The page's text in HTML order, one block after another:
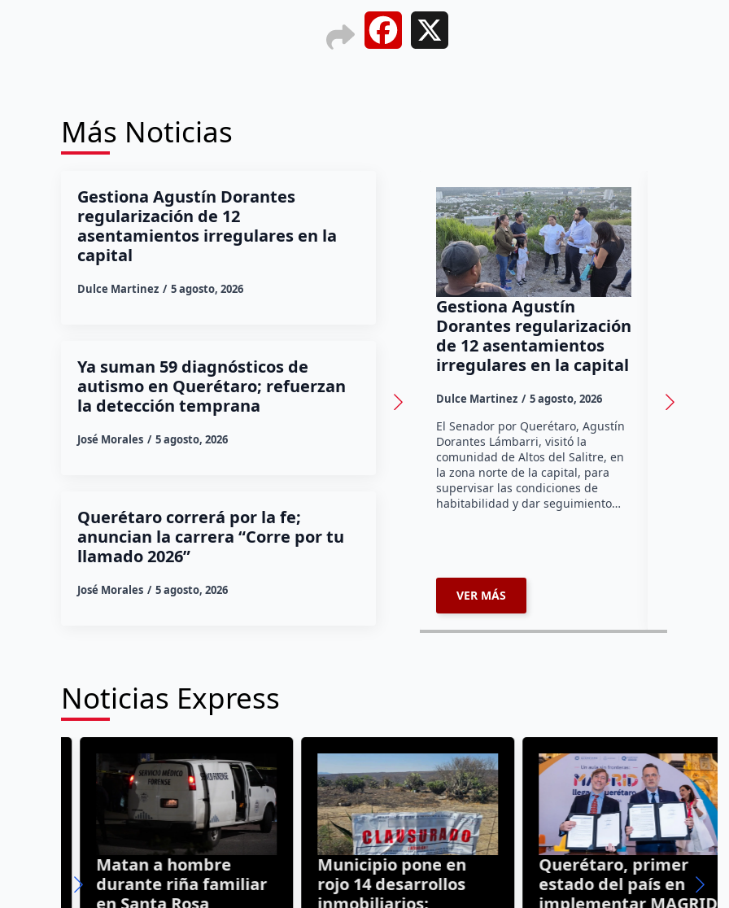
Facebook
Más Noticias
Gestiona Agustín Dorantes
regularización de 12
asentamientos irregulares en la
capital
Dulce Martinez 5 agosto, 2026
Ya suman 59 diagnósticos de
autismo en Querétaro; refuerzan
la detección temprana
José Morales 5 agosto, 2026
Querétaro correrá por la fe;
anuncian la carrera “Corre por tu
llamado 2026”
José Morales 5 agosto, 2026
Gestiona Agustín
Dorantes regularización
de 12 asentamientos
irregulares en la capital
Dulce Martinez 5 agosto, 2026
El Senador por Querétaro, Agustín
Dorantes Lámbarri, visitó la
comunidad de Altos del Salitre, en
la zona norte de la capital, para
supervisar las condiciones de
habitabilidad y dar seguimiento…
VER MÁS
Noticias Express
Matan a hombre
durante riña familiar
Municipio pone en
rojo 14 desarrollos
Querétaro, primer
estado del país en